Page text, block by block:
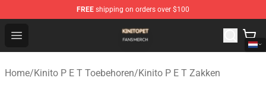
FREE shipping on orders over $100
Open menu
Kinito P E T Shop - Official Kinito P E T Merchandise
Home/Kinito P E T Toebehoren/Kinito P E T Zakken